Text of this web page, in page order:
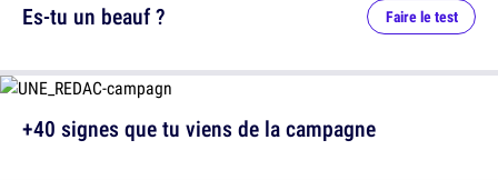
Es-tu un beauf ? Faire le test
+40 signes que tu viens de la campagne